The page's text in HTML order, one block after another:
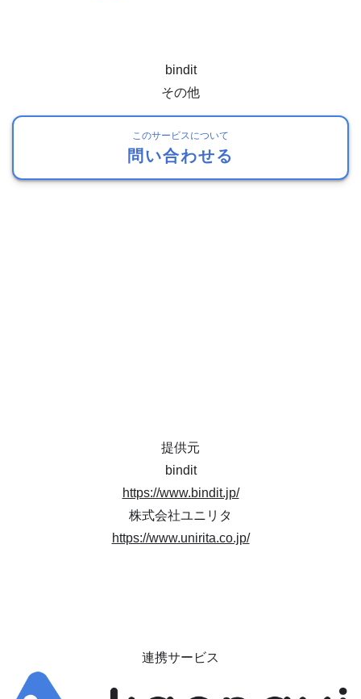
bindit
その他
このサービスについて
問い合わせる
提供元
bindit
https://www.bindit.jp/
株式会社ユニリタ
https://www.unirita.co.jp/
連携サービス